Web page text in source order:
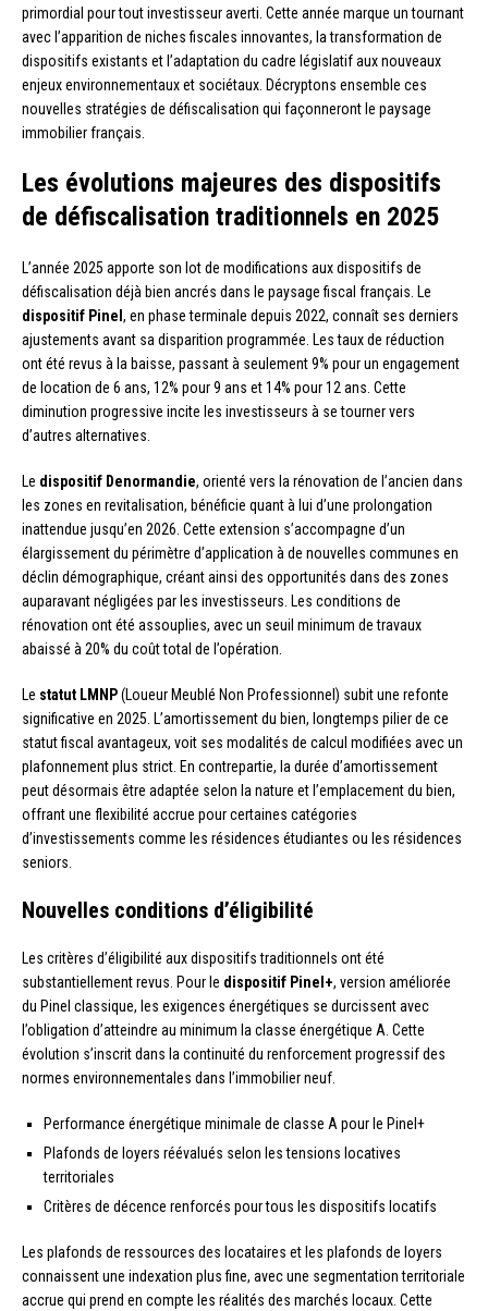
primordial pour tout investisseur averti. Cette année marque un tournant
avec l’apparition de niches fiscales innovantes, la transformation de
dispositifs existants et l’adaptation du cadre législatif aux nouveaux
enjeux environnementaux et sociétaux. Décryptons ensemble ces
nouvelles stratégies de défiscalisation qui façonneront le paysage
immobilier français.
Les évolutions majeures des dispositifs
de défiscalisation traditionnels en 2025
L’année 2025 apporte son lot de modifications aux dispositifs de
défiscalisation déjà bien ancrés dans le paysage fiscal français. Le
dispositif Pinel , en phase terminale depuis 2022, connaît ses derniers
ajustements avant sa disparition programmée. Les taux de réduction
ont été revus à la baisse, passant à seulement 9% pour un engagement
de location de 6 ans, 12% pour 9 ans et 14% pour 12 ans. Cette
diminution progressive incite les investisseurs à se tourner vers
d’autres alternatives.
Le dispositif Denormandie, orienté vers la rénovation de l’ancien dans
les zones en revitalisation, bénéficie quant à lui d’une prolongation
inattendue jusqu’en 2026. Cette extension s’accompagne d’un
élargissement du périmètre d’application à de nouvelles communes en
déclin démographique, créant ainsi des opportunités dans des zones
auparavant négligées par les investisseurs. Les conditions de
rénovation ont été assouplies, avec un seuil minimum de travaux
abaissé à 20% du coût total de l’opération.
Le statut LMNP(Loueur Meublé Non Professionnel) subit une refonte
significative en 2025. L’amortissement du bien, longtemps pilier de ce
statut fiscal avantageux, voit ses modalités de calcul modifiées avec un
plafonnement plus strict. En contrepartie, la durée d’amortissement
peut désormais être adaptée selon la nature et l’emplacement du bien,
offrant une flexibilité accrue pour certaines catégories
d’investissements comme les résidences étudiantes ou les résidences
seniors.
Nouvelles conditions d’éligibilité
Les critères d’éligibilité aux dispositifs traditionnels ont été
substantiellement revus. Pour le dispositif Pinel+, version améliorée
du Pinel classique, les exigences énergétiques se durcissent avec
l’obligation d’atteindre au minimum la classe énergétique A. Cette
évolution s’inscrit dans la continuité du renforcement progressif des
normes environnementales dans l’immobilier neuf.
Performance énergétique minimale de classe A pour le Pinel+
Plafonds de loyers réévalués selon les tensions locatives
territoriales
Critères de décence renforcés pour tous les dispositifs locatifs
Les plafonds de ressources des locataires et les plafonds de loyers
connaissent une indexation plus fine, avec une segmentation territoriale
accrue qui prend en compte les réalités des marchés locaux. Cette